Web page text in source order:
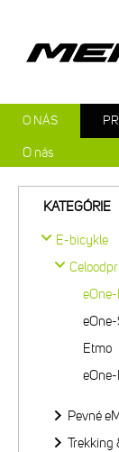
KATEGÓRIE
E-bicykle
Etmo
Pevné
Trekking
O NÁS
O nás